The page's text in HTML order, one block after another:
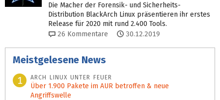
Die Macher der Forensik- und Sicherheits-
Distribution BlackArch Linux präsentieren ihr erstes
Release für 2020 mit rund 2.400 Tools.
26 Kommentare 30.12.2019
Meistgelesene News
1
ARCH LINUX UNTER FEUER
Über 1.900 Pakete im AUR betroffen & neue
Angriffswelle